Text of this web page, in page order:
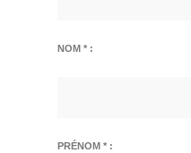
NOM * :
PRÉNOM * :